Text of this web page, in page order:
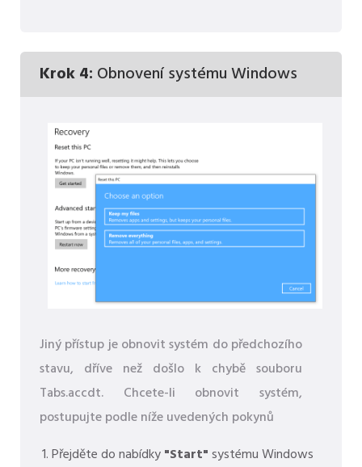
Krok 4: Obnovení systému Windows
Jiný přístup je obnovit systém do předchozího
stavu, dříve než došlo k chybě souboru
Tabs.accdt. Chcete-li obnovit systém,
postupujte podle níže uvedených pokynů
Přejděte do nabídky"Start"systému Windows